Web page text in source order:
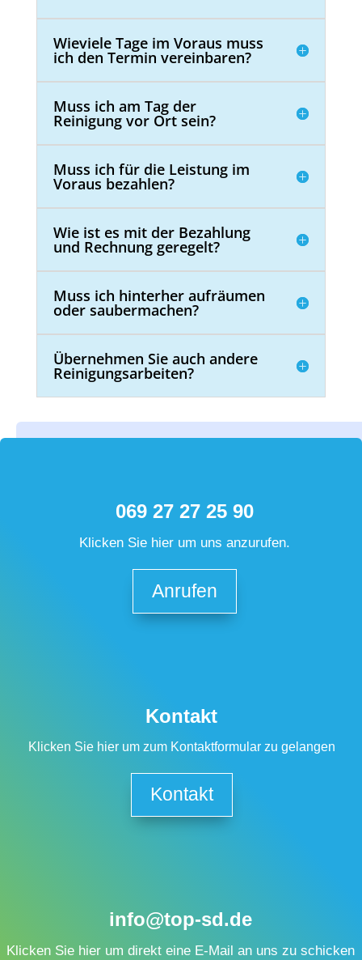
Wieviele Tage im Voraus muss
ich den Termin vereinbaren?
Muss ich am Tag der
Reinigung vor Ort sein?
Muss ich für die Leistung im
Voraus bezahlen?
Wie ist es mit der Bezahlung
und Rechnung geregelt?
Muss ich hinterher aufräumen
oder saubermachen?
Übernehmen Sie auch andere
Reinigungsarbeiten?
069 27 27 25 90
Klicken Sie hier um uns anzurufen.
Anrufen
Kontakt
Klicken Sie hier um zum Kontaktformular zu gelangen
Kontakt
info@top-sd.de
Klicken Sie hier um direkt eine E-Mail an uns zu schicken